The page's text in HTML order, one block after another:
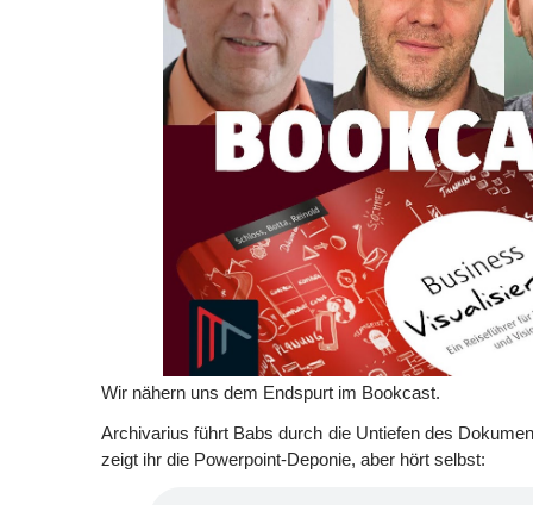
Wir nähern uns dem Endspurt im Bookcast.
Archivarius führt Babs durch die Untiefen des
zeigt ihr die Powerpoint-Deponie, aber hört selbst: